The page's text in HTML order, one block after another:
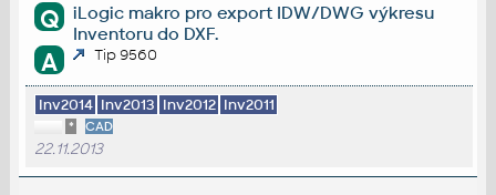
Q
iLogic makro pro export IDW/DWG výkresu
Inventoru do DXF.
A Tip 9560
Inv2014 Inv2013 Inv2012 Inv2011
* CAD
22.11.2013